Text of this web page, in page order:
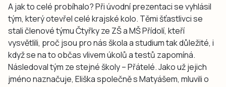
A jak to celé probíhalo? Při úvodní prezentaci se vyhlásil
tým, který otevřel celé krajské kolo. Těmi šťastlivci se
stali členové týmu Čtyřky ze ZŠ a MŠ Přídolí, kteří
vysvětlili, proč jsou pro nás škola a studium tak důležité, i
když se na to občas vlivem úkolů a testů zapomíná.
Následoval tým ze stejné školy – Přátelé. Jako už jejich
jméno naznačuje, Eliška společně s Matyášem, mluvili o